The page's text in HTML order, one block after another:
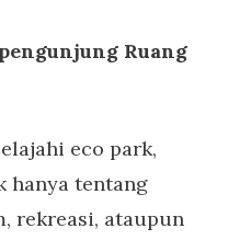
Ruang
eco park,
hanya tentang
rekreasi, ataupun